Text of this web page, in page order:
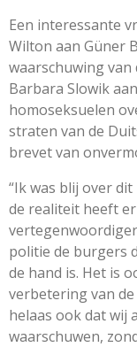
Een interessante
Wilton aan Güner
waarschuwing van
Barbara Slowik
homoseksuelen
straten van de
brevet van
“Ik was blij over
de realiteit heeft
politie de burgers
de hand is. Het is
verbetering van
helaas ook dat wij
waarschuwen,